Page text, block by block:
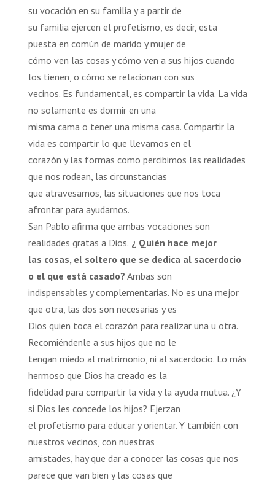
su vocación en su familia y a partir de
su familia ejercen el profetismo, es decir, esta
puesta en común de marido y mujer de
cómo ven las cosas y cómo ven a sus hijos cuando
los tienen, o cómo se relacionan con sus
vecinos. Es fundamental, es compartir la vida. La vida
no solamente es dormir en una
misma cama o tener una misma casa. Compartir la
vida es compartir lo que llevamos en el
corazón y las formas como percibimos las realidades
que nos rodean, las circunstancias
que atravesamos, las situaciones que nos toca
afrontar para ayudarnos.
San Pablo afirma que ambas vocaciones son
realidades gratas a Dios. ¿ Quién hace mejor
las cosas, el soltero que se dedica al sacerdocio
o el que está casado? Ambas son
indispensables y complementarias. No es una mejor
que otra, las dos son necesarias y es
Dios quien toca el corazón para realizar una u otra.
Recomiéndenle a sus hijos que no le
tengan miedo al matrimonio, ni al sacerdocio. Lo más
hermoso que Dios ha creado es la
fidelidad para compartir la vida y la ayuda mutua. ¿Y
si Dios les concede los hijos? Ejerzan
el profetismo para educar y orientar. Y también con
nuestros vecinos, con nuestras
amistades, hay que dar a conocer las cosas que nos
parece que van bien y las cosas que